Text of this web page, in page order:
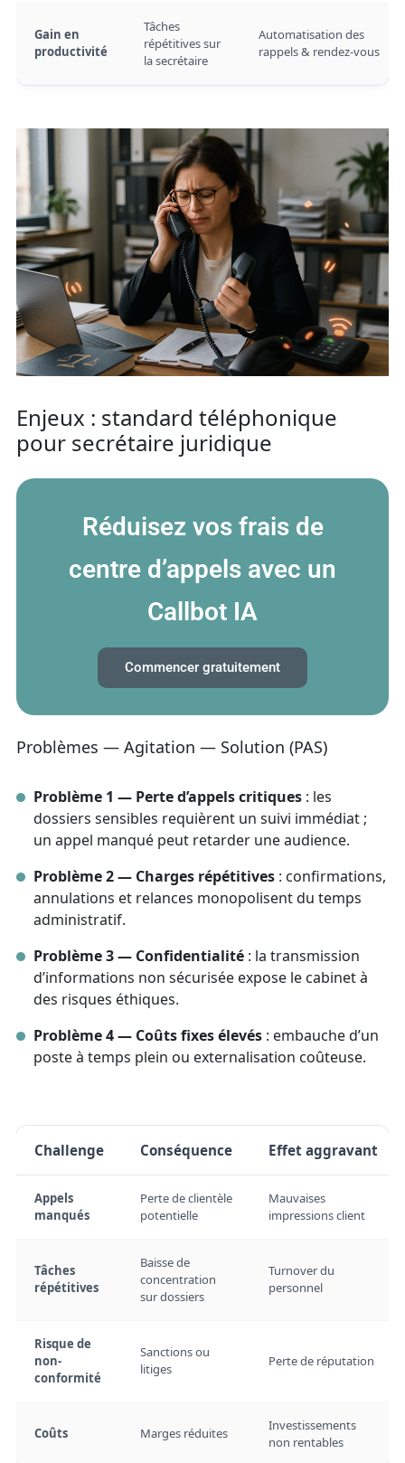
Gain en
productivité
Tâches
répétitives sur
la secrétaire
Automatisation des
rappels & rendez-vous
Enjeux : standard téléphonique
pour secrétaire juridique
Réduisez vos frais de
centre d’appels avec un
Callbot IA
Commencer gratuitement
Problèmes — Agitation — Solution (PAS)
Problème 1 — Perte d’appels critiques : les
dossiers sensibles requièrent un suivi immédiat ;
un appel manqué peut retarder une audience.
Problème 2 — Charges répétitives : confirmations,
annulations et relances monopolisent du temps
administratif.
Problème 3 — Confidentialité : la transmission
d’informations non sécurisée expose le cabinet à
des risques éthiques.
Problème 4 — Coûts fixes élevés : embauche d’un
poste à temps plein ou externalisation coûteuse.
Challenge Conséquence Effet aggravant
Appels
manqués
Perte de clientèle
potentielle
Mauvaises
impressions client
Tâches
répétitives
Baisse de
concentration
sur dossiers
Turnover du
personnel
Risque de
non-
conformité
Sanctions ou
litiges
Perte de réputation
Coûts Marges réduites
Investissements
non rentables